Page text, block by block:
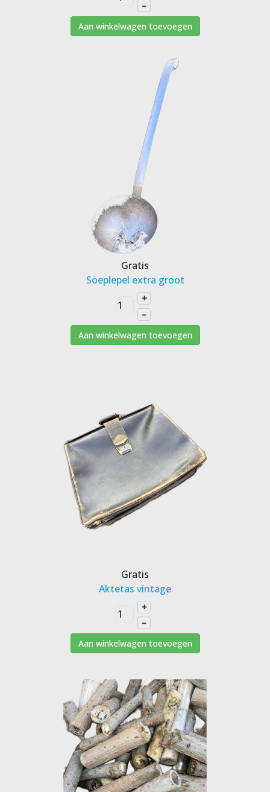
–
Aan winkelwagen toevoegen
Gratis
Soeplepel extra groot
+
–
Aan winkelwagen toevoegen
Gratis
Aktetas vintage
+
–
Aan winkelwagen toevoegen